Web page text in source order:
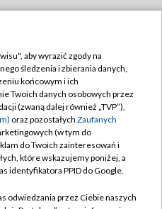
TVP
zgody
aby wyrazić zgody na
śledzenia i zbierania danych,
końcowym i ich
Twoich danych osobowych przez
(zwaną dalej również „TVP”),
oraz pozostałych Zaufanych
(w tym do
do Twoich zainteresowań i
które wskazujemy poniżej, a
identyfikatora PPID do Google.
odwiedzania przez Ciebie naszych